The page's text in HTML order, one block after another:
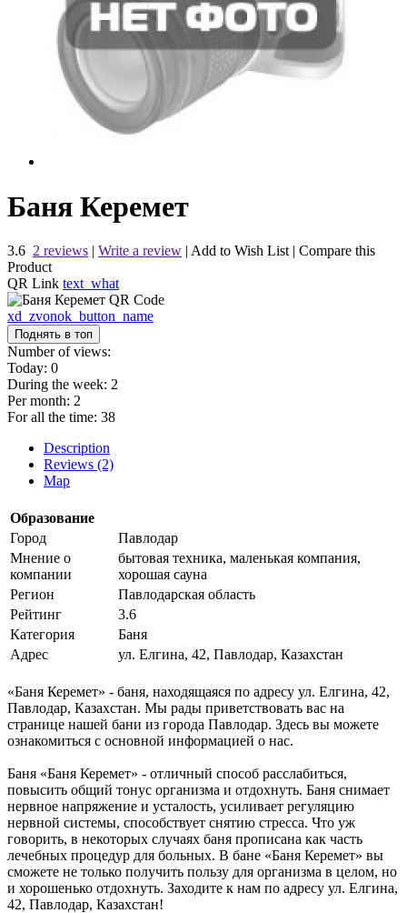
Баня Керемет
3.6 2 reviews | Write a review | Add to Wish List | Compare this
Product
QR Link text_what
xd_zvonok_button_name
Поднять в топ
Number of views:
Today: 0
During the week: 2
Per month: 2
For all the time: 38
Description
Reviews (2)
Map
Образование
Город
Павлодар
Мнение о
компании
бытовая техника, маленькая компания,
хорошая сауна
Регион
Павлодарская область
Рейтинг
3.6
Категория
Баня
Адрес
ул. Елгина, 42, Павлодар, Казахстан
«Баня Керемет» - баня, находящаяся по адресу ул. Елгина, 42,
Павлодар, Казахстан. Мы рады приветствовать вас на
странице нашей бани из города Павлодар. Здесь вы можете
ознакомиться с основной информацией о нас.
Баня «Баня Керемет» - отличный способ расслабиться,
повысить общий тонус организма и отдохнуть. Баня снимает
нервное напряжение и усталость, усиливает регуляцию
нервной системы, способствует снятию стресса. Что уж
говорить, в некоторых случаях баня прописана как часть
лечебных процедур для больных. В бане «Баня Керемет» вы
сможете не только получить пользу для организма в целом, но
и хорошенько отдохнуть. Заходите к нам по адресу ул. Елгина,
42, Павлодар, Казахстан!